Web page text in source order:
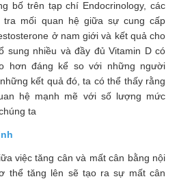
bố trên tạp chí Endocrinology, các
tra mối quan hệ giữa sự cung cấp
ở nam giới và kết quả cho
sung nhiều và đầy đủ Vitamin D có
hơn đáng kể so với những người
kết quả đó, ta có thể thấy rằng
hệ mạnh mẽ với số lượng mức
ta
việc tăng cân và mất cân bằng nội
thể tăng lên sẽ tạo ra sự mất cân